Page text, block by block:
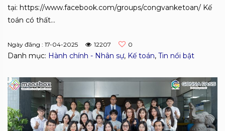
tại: https://www.facebook.com/groups/congvanketoan/ Kế
toán có thất...
Ngày đăng : 17-04-2025 12207 0
Danh mục: Hành chính - Nhân sự, Kế toán, Tin nổi bật